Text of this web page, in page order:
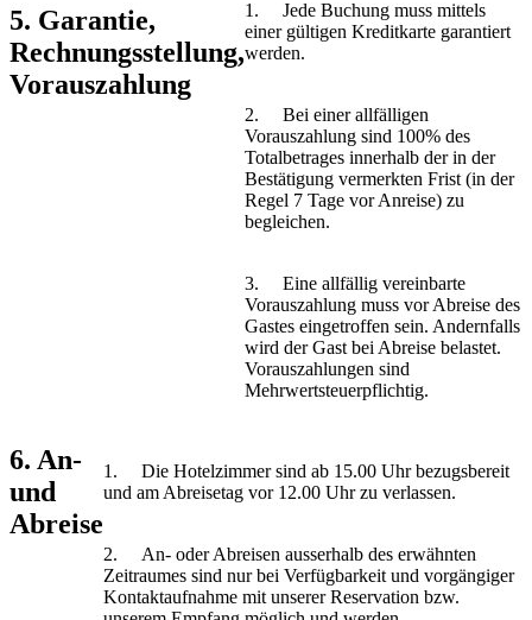
5. Garantie,
Rechnungsstellung,
Vorauszahlung
1. Jede Buchung muss mittels
einer gültigen Kreditkarte garantiert
werden.
2. Bei einer allfälligen
Vorauszahlung sind 100% des
Totalbetrages innerhalb der in der
Bestätigung vermerkten Frist (in der
Regel 7 Tage vor Anreise) zu
begleichen.
3. Eine allfällig vereinbarte
Vorauszahlung muss vor Abreise des
Gastes eingetroffen sein. Andernfalls
wird der Gast bei Abreise belastet.
Vorauszahlungen sind
Mehrwertsteuerpflichtig.
6. An-
und
Abreise
1. Die Hotelzimmer sind ab 15.00 Uhr bezugsbereit
und am Abreisetag vor 12.00 Uhr zu verlassen.
2. An- oder Abreisen ausserhalb des erwähnten
Zeitraumes sind nur bei Verfügbarkeit und vorgängiger
Kontaktaufnahme mit unserer Reservation bzw.